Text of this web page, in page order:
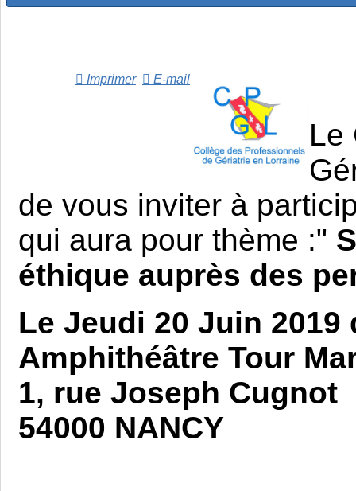
Imprimer E-mail
Le
de vous inviter à
qui aura pour thème :"
éthique auprès des
Le Jeudi 20 Juin 2019
Amphithéâtre Tour
1, rue Joseph Cugnot
54000 NANCY